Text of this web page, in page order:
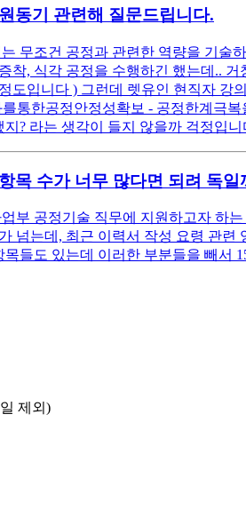
동기 관련해 질문드립니다.
무조건 공정과 관련한 역량을 기술
착, 식각 공정을 수행하긴 했는데..
도입니다 ) 그런데 렛유인 현직자
통한공정안정성확보 - 공정한계극
? 라는 생각이 들지 않을까 걱정입니
목 수가 너무 많다면 되려 독일
부 공정기술 직무에 지원하고자 하
넘는데, 최근 이력서 작성 요령 관
들도 있는데 이러한 부분들을 빼서
제외)